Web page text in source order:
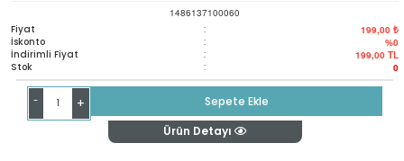
1486137100060
Fiyat : 199,00 ₺
İskonto : %0
İndirimli Fiyat : 199,00 TL
Stok : 0
- +
Sepete Ekle
Ürün Detayı